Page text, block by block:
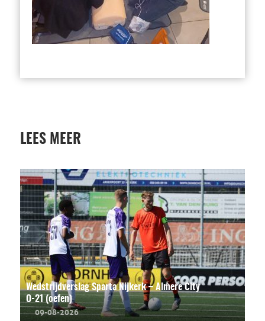
LEES MEER
Wedstrijdverslag Sparta Nijkerk – Almere City
O-21 (oefen)
09-08-2026